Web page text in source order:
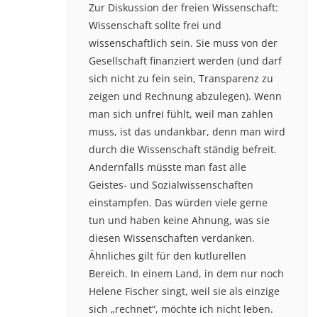
Zur Diskussion der freien Wissenschaft:
Wissenschaft sollte frei und
wissenschaftlich sein. Sie muss von der
Gesellschaft finanziert werden (und darf
sich nicht zu fein sein, Transparenz zu
zeigen und Rechnung abzulegen). Wenn
man sich unfrei fühlt, weil man zahlen
muss, ist das undankbar, denn man wird
durch die Wissenschaft ständig befreit.
Andernfalls müsste man fast alle
Geistes- und Sozialwissenschaften
einstampfen. Das würden viele gerne
tun und haben keine Ahnung, was sie
diesen Wissenschaften verdanken.
Ähnliches gilt für den kutlurellen
Bereich. In einem Land, in dem nur noch
Helene Fischer singt, weil sie als einzige
sich „rechnet“, möchte ich nicht leben.